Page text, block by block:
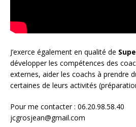
J’exerce également en qualité de
développer les compétences des
externes, aider les coachs à prendre
certaines de leurs activités
Pour me contacter : 06.20.98.58.40
jcgrosjean@gmail.com